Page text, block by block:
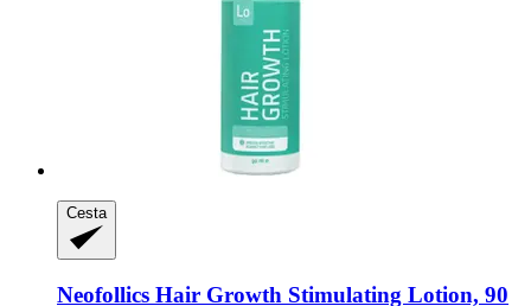
Cesta
Neofollics Hair Growth Stimulating Lotion, 90